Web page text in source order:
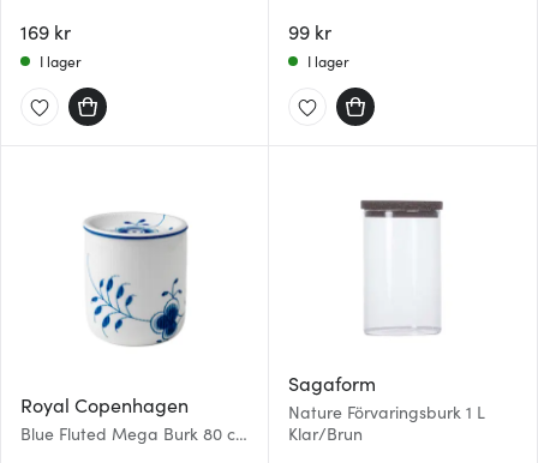
169 kr
I lager
99 kr
I lager
Royal Copenhagen
Blue Fluted Mega Burk 80 cl
Sagaform
Nature Förvaringsburk 1 L
Klar/Brun